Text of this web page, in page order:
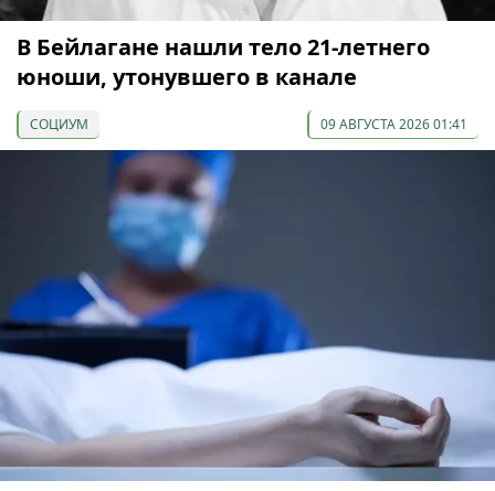
В Бейлагане нашли тело 21-летнего
юноши, утонувшего в канале
СОЦИУМ 09 АВГУСТА 2026 01:41